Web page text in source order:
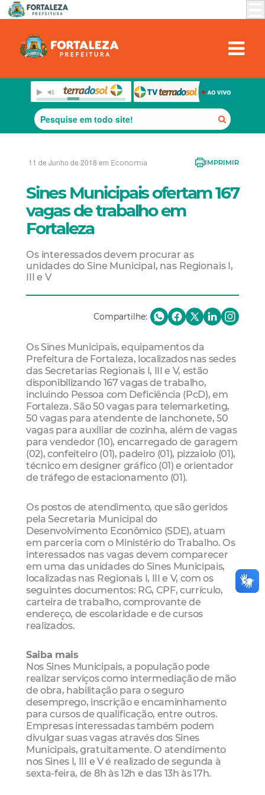
11 de Junho de 2018 em Economia IMPRIMIR
Sines Municipais ofertam 167
vagas de trabalho em
Fortaleza
Os interessados devem procurar as
unidades do Sine Municipal, nas Regionais I,
III e V
Compartilhe:
Os Sines Municipais, equipamentos da
Prefeitura de Fortaleza, localizados nas sedes
das Secretarias Regionais I, III e V, estão
disponibilizando 167 vagas de trabalho,
incluindo Pessoa com Deficiência (PcD), em
Fortaleza. São 50 vagas para telemarketing,
50 vagas para atendente de lanchonete, 50
vagas para auxiliar de cozinha, além de vagas
para vendedor (10), encarregado de garagem
(02), confeiteiro (01), padeiro (01), pizzaiolo (01),
técnico em designer gráfico (01) e orientador
de tráfego de estacionamento (01).
Os postos de atendimento, que são geridos
pela Secretaria Municipal do
Desenvolvimento Econômico (SDE), atuam
em parceria com o Ministério do Trabalho. Os
interessados nas vagas devem comparecer
em uma das unidades do Sines Municipais,
localizadas nas Regionais I, III e V, com os
seguintes documentos: RG, CPF, currículo,
carteira de trabalho, comprovante de
endereço, de escolaridade e de cursos
realizados.
Saiba mais
Nos Sines Municipais, a população pode
realizar serviços como intermediação de mão
de obra, habilitação para o seguro
desemprego, inscrição e encaminhamento
para cursos de qualificação, entre outros.
Empresas interessadas também podem
divulgar suas vagas através dos Sines
Municipais, gratuitamente. O atendimento
nos Sines I, III e V é realizado de segunda à
sexta-feira, de 8h às 12h e das 13h às 17h.